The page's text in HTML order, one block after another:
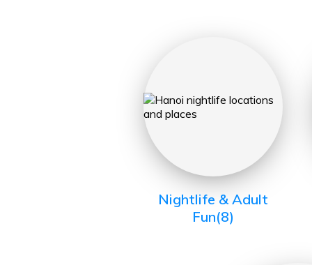
Nightlife & Adult
Fun(8)